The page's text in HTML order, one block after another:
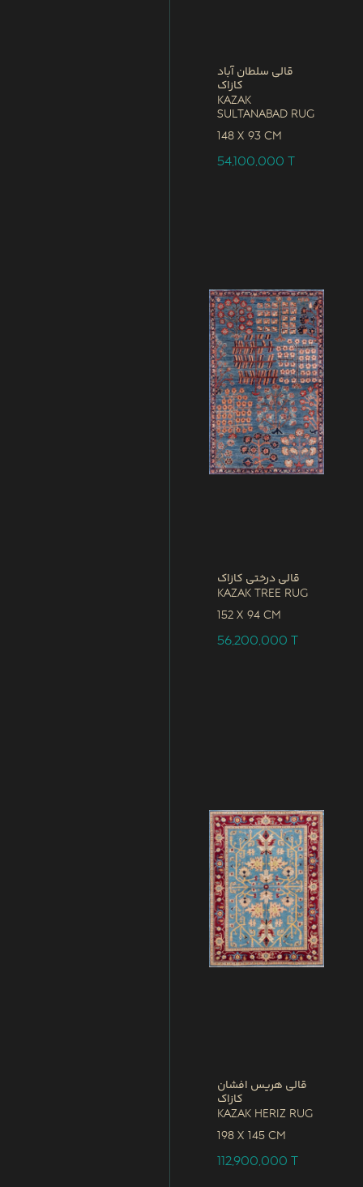
قالی سلطان آباد
کازاک
Kazak
Sultanabad Rug
148 x 93 CM
54,100,000T
قالی درختی کازاک
Kazak Tree Rug
152 x 94 CM
56,200,000T
قالی هریس افشان
کازاک
Kazak Heriz Rug
198 x 145 CM
112,900,000T